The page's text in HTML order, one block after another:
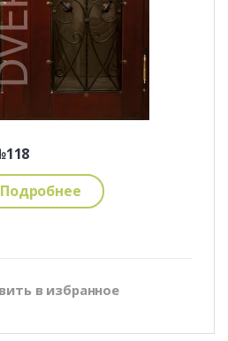
Подробнее
в избранное